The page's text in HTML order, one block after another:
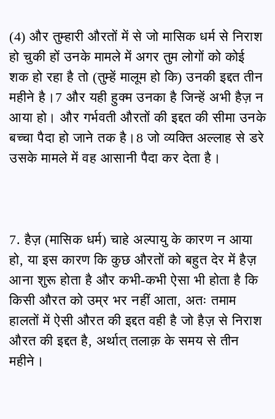
(4) और तुम्हारी औरतों में से जो मासिक धर्म से निराश
हो चुकी हों उनके मामले में अगर तुम लोगों को कोई
शक हो रहा है तो (तुम्हें मालूम हो कि) उनकी इद्दत तीन
महीने है।7 और यही हुक्म उनका है जिन्हें अभी हैज़ न
आया हो। और गर्भवती औरतों की इद्दत की सीमा उनके
बच्चा पैदा हो जाने तक है।8 जो व्यक्ति अल्लाह से डरे
उसके मामले में वह आसानी पैदा कर देता है।
7. हैज़ (मासिक धर्म) चाहे अल्पायु के कारण न आया
हो, या इस कारण कि कुछ औरतों को बहुत देर में हैज़
आना शुरू होता है और कभी-कभी ऐसा भी होता है कि
किसी औरत को उम्र भर नहीं आता, अतः तमाम
हालतों में ऐसी औरत की इद्दत वही है जो हैज़ से निराश
औरत की इद्दत है, अर्थात् तलाक़ के समय से तीन
महीने।